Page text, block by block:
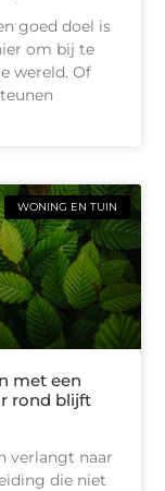
goed doel is
om bij te
wereld. Of
WONING EN TUIN
met een
rond blijft
verlangt naar
die niet